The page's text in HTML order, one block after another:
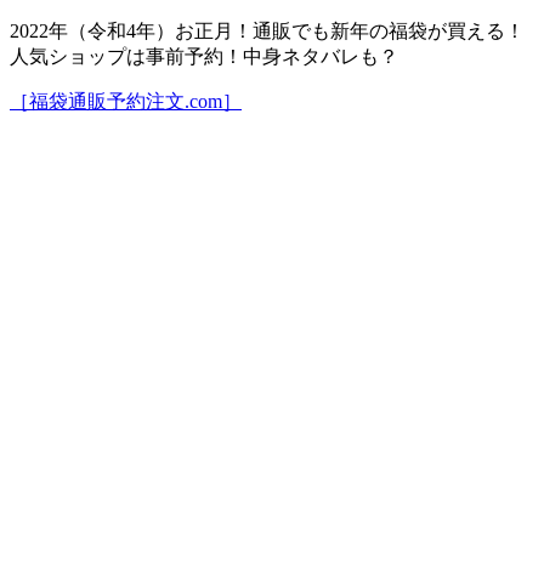
2022年（令和4年）お正月！通販でも新年の福袋が買える！
人気ショップは事前予約！中身ネタバレも？
［福袋通販予約注文.com］